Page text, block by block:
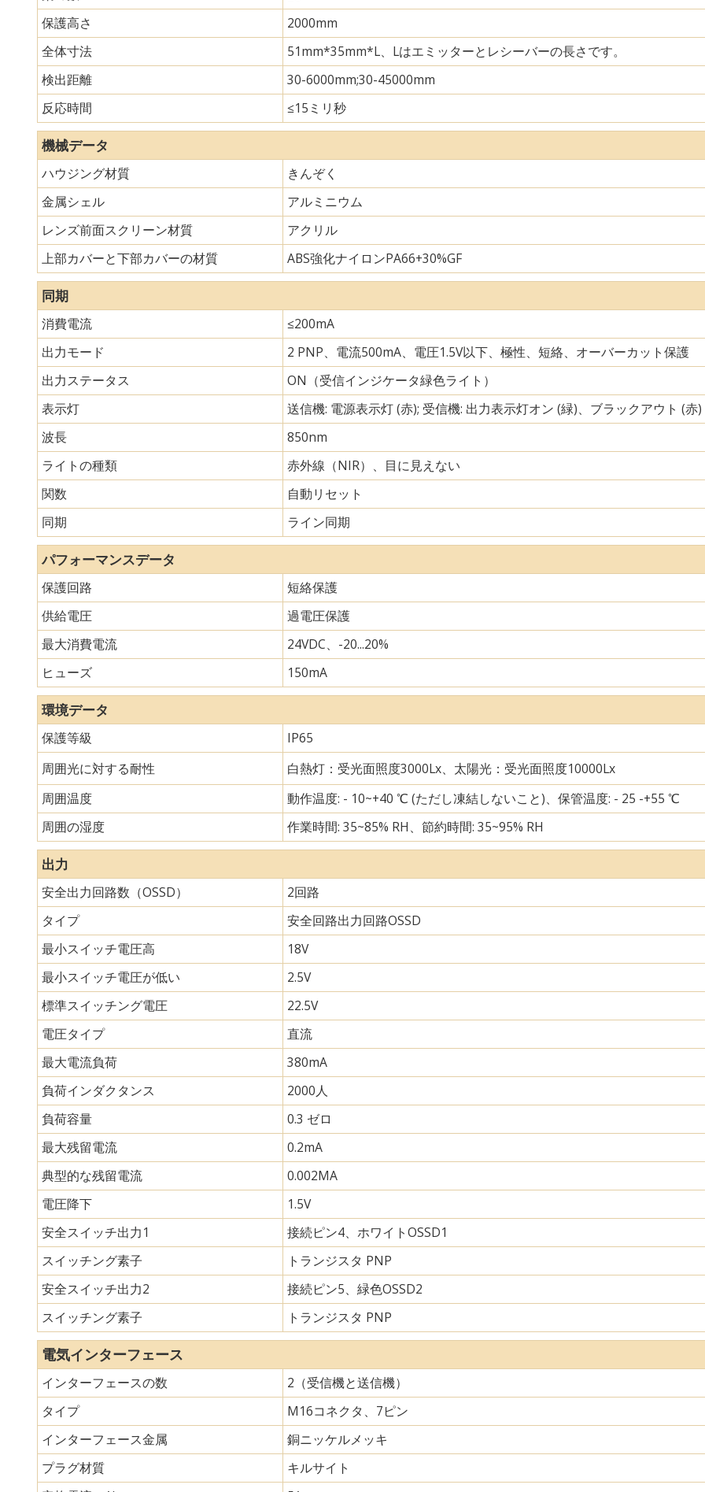
保護高さ
2000mm
全体寸法
51mm*35mm*L、Lはエミッターとレシーバーの長さです。
検出距離
30-6000mm;30-45000mm
反応時間
≤15ミリ秒
機械データ
ハウジング材質
きんぞく
金属シェル
アルミニウム
レンズ前面スクリーン材質
アクリル
上部カバーと下部カバーの材質
ABS強化ナイロンPA66+30%GF
同期
消費電流
≤200mA
出力モード
2 PNP、電流500mA、電圧1.5V以下、極性、短絡、オーバーカット保護
出力ステータス
ON（受信インジケータ緑色ライト）
表示灯
送信機: 電源表示灯 (赤); 受信機: 出力表示灯オン (緑)、ブラックアウト (赤)
波長
850nm
ライトの種類
赤外線（NIR）、目に見えない
関数
自動リセット
同期
ライン同期
パフォーマンスデータ
保護回路
短絡保護
供給電圧
過電圧保護
最大消費電流
24VDC、-20...20%
ヒューズ
150mA
環境データ
保護等級
IP65
周囲光に対する耐性
白熱灯：受光面照度3000Lx、太陽光：受光面照度10000Lx
周囲温度
動作温度: - 10~+40 ℃ (ただし凍結しないこと)、保管温度: - 25 -+55 ℃
周囲の湿度
作業時間: 35~85% RH、節約時間: 35~95% RH
出力
安全出力回路数（OSSD）
2回路
タイプ
安全回路出力回路OSSD
最小スイッチ電圧高
18V
最小スイッチ電圧が低い
2.5V
標準スイッチング電圧
22.5V
電圧タイプ
直流
最大電流負荷
380mA
負荷インダクタンス
2000人
負荷容量
0.3 ゼロ
最大残留電流
0.2mA
典型的な残留電流
0.002MA
電圧降下
1.5V
安全スイッチ出力1
接続ピン4、ホワイトOSSD1
スイッチング素子
トランジスタ PNP
安全スイッチ出力2
接続ピン5、緑色OSSD2
スイッチング素子
トランジスタ PNP
電気インターフェース
インターフェースの数
2（受信機と送信機）
タイプ
M16コネクタ、7ピン
インターフェース金属
銅ニッケルメッキ
プラグ材質
キルサイト